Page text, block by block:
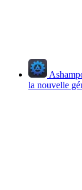
la nouvelle